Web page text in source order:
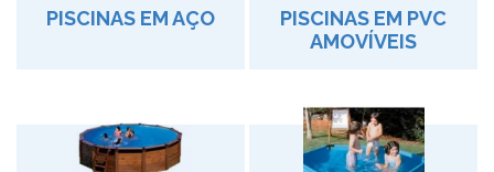
PISCINAS EM AÇO
PISCINAS EM PVC
AMOVÍVEIS